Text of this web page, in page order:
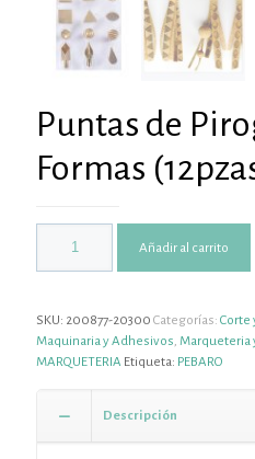
Puntas de
Formas
Añadir al carrito
SKU: 200877-20300 Categorías: Corte
Maquinaria y Adhesivos Marqueteria
MARQUETERIA Etiqueta: PEBARO
Descripción